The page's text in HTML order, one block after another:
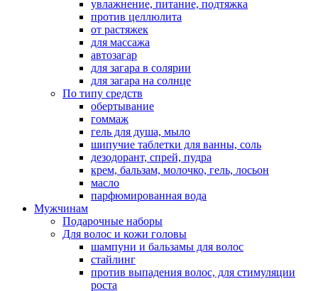
увлажнение, питание, подтяжка
против целлюлита
от растяжек
для массажа
автозагар
для загара в солярии
для загара на солнце
По типу средств
обертывание
гоммаж
гель для душа, мыло
шипучие таблетки для ванны, соль
дезодорант, спрей, пудра
крем, бальзам, молочко, гель, лосьон
масло
парфюмированная вода
Мужчинам
Подарочные наборы
Для волос и кожи головы
шампуни и бальзамы для волос
стайлинг
против выпадения волос, для стимуляции
роста